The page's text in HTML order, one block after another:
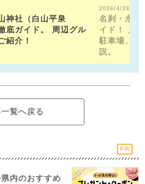
神社（白山平泉
底ガイド。 周辺グル
紹介！
2026/4/28
名刹・永平
イド！ 見
駐車場、お
説。
覧へ戻る
PR
内のおすすめ